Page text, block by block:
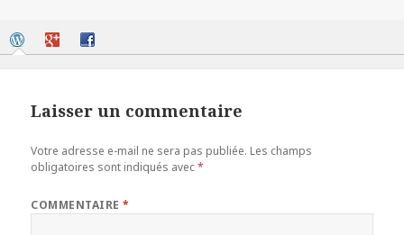
Laisser un commentaire
Votre adresse e-mail ne sera pas publiée. Les champs
obligatoires sont indiqués avec*
COMMENTAIRE*